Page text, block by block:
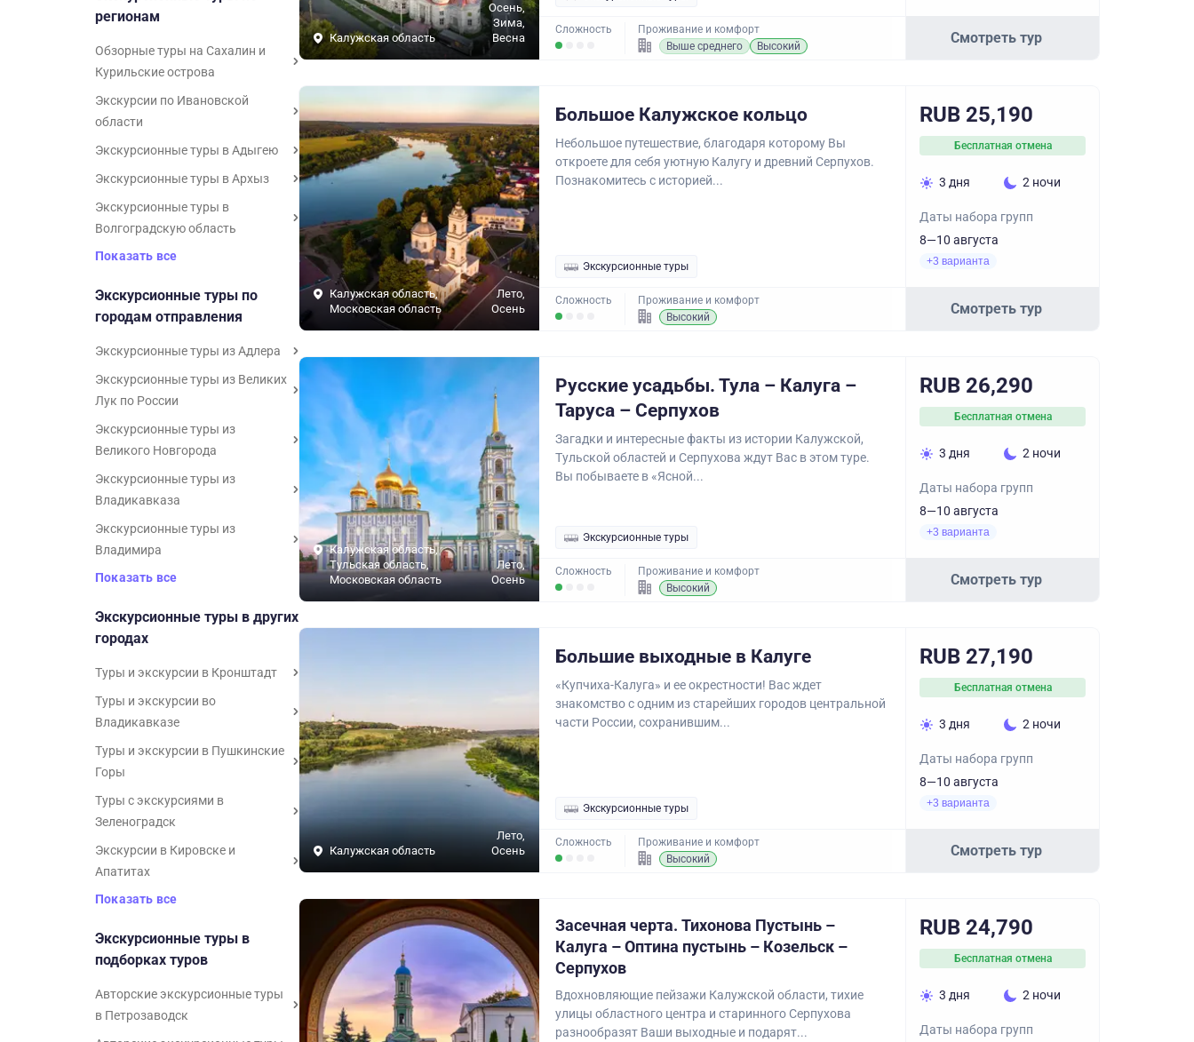
регионам
Обзорные туры на Сахалин и
Курильские острова
Экскурсии по Ивановской
области
Экскурсионные туры в Адыгею
Экскурсионные туры в Архыз
Экскурсионные туры в
Волгоградскую область
Показать все
Экскурсионные туры по
городам отправления
Экскурсионные туры из Адлера
Экскурсионные туры из Великих
Лук по России
Экскурсионные туры из
Великого Новгорода
Экскурсионные туры из
Владикавказа
Экскурсионные туры из
Владимира
Показать все
Экскурсионные туры в других
городах
Туры и экскурсии в Кронштадт
Туры и экскурсии во
Владикавказе
Туры и экскурсии в Пушкинские
Горы
Туры с экскурсиями в
Зеленоградск
Экскурсии в Кировске и
Апатитах
Показать все
Экскурсионные туры в
подборках туров
Авторские экскурсионные туры
в Петрозаводск
Калужская область
Осень,
Зима,
Весна
Сложность
Проживание и комфорт
Выше среднего
Высокий
Смотреть тур
Калужская область,
Московская область
Лето,
Осень
Большое Калужское кольцо
Небольшое путешествие, благодаря которому Вы
откроете для себя уютную Калугу и древний Серпухов.
Познакомитесь с историей...
Экскурсионные туры
Сложность
Проживание и комфорт
Высокий
RUB 25,190
Бесплатная отмена
3 дня 2 ночи
Даты набора групп
8—10 августа
+3 варианта
Смотреть тур
Калужская область,
Тульская область,
Московская область
Лето,
Осень
Русские усадьбы. Тула – Калуга –
Таруса – Серпухов
Загадки и интересные факты из истории Калужской,
Тульской областей и Серпухова ждут Вас в этом туре.
Вы побываете в «Ясной...
Экскурсионные туры
Сложность
Проживание и комфорт
Высокий
RUB 26,290
Бесплатная отмена
3 дня 2 ночи
Даты набора групп
8—10 августа
+3 варианта
Смотреть тур
Калужская область
Лето,
Осень
Большие выходные в Калуге
«Купчиха-Калуга» и ее окрестности! Вас ждет
знакомство с одним из старейших городов центральной
части России, сохранившим...
Экскурсионные туры
Сложность
Проживание и комфорт
Высокий
RUB 27,190
Бесплатная отмена
3 дня 2 ночи
Даты набора групп
8—10 августа
+3 варианта
Смотреть тур
Засечная черта. Тихонова Пустынь –
Калуга – Оптина пустынь – Козельск –
Серпухов
Вдохновляющие пейзажи Калужской области, тихие
улицы областного центра и старинного Серпухова
разнообразят Ваши выходные и подарят...
RUB 24,790
Бесплатная отмена
3 дня 2 ночи
Даты набора групп